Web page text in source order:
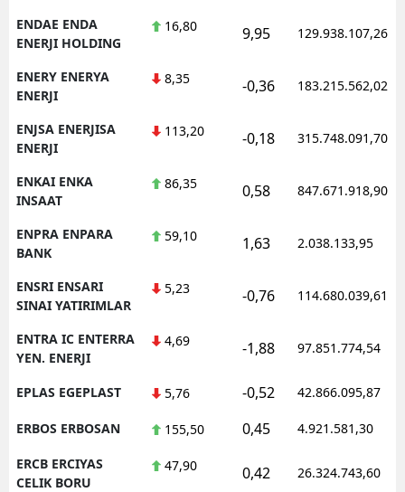
ENDAE ENDA
ENERJI HOLDING
16,80 9,95 129.938.107,26
ENERY ENERYA
ENERJI
8,35 -0,36 183.215.562,02
ENJSA ENERJISA
ENERJI
113,20 -0,18 315.748.091,70
ENKAI ENKA
INSAAT
86,35 0,58 847.671.918,90
ENPRA ENPARA
BANK
59,10 1,63 2.038.133,95
ENSRI ENSARI
SINAI YATIRIMLAR
5,23 -0,76 114.680.039,61
ENTRA IC ENTERRA
YEN. ENERJI
4,69 -1,88 97.851.774,54
EPLAS EGEPLAST 5,76 -0,52 42.866.095,87
ERBOS ERBOSAN 155,50 0,45 4.921.581,30
ERCB ERCIYAS
CELIK BORU
47,90 0,42 26.324.743,60